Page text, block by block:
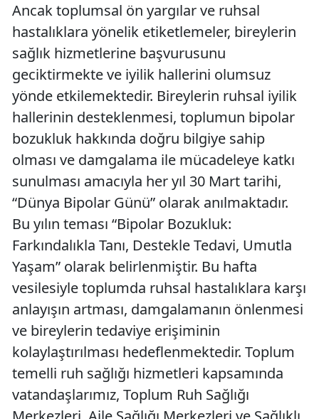
Ancak toplumsal ön yargılar ve ruhsal
hastalıklara yönelik etiketlemeler, bireylerin
sağlık hizmetlerine başvurusunu
geciktirmekte ve iyilik hallerini olumsuz
yönde etkilemektedir. Bireylerin ruhsal iyilik
hallerinin desteklenmesi, toplumun bipolar
bozukluk hakkında doğru bilgiye sahip
olması ve damgalama ile mücadeleye katkı
sunulması amacıyla her yıl 30 Mart tarihi,
“Dünya Bipolar Günü” olarak anılmaktadır.
Bu yılın teması “Bipolar Bozukluk:
Farkındalıkla Tanı, Destekle Tedavi, Umutla
Yaşam” olarak belirlenmiştir. Bu hafta
vesilesiyle toplumda ruhsal hastalıklara karşı
anlayışın artması, damgalamanın önlenmesi
ve bireylerin tedaviye erişiminin
kolaylaştırılması hedeflenmektedir. Toplum
temelli ruh sağlığı hizmetleri kapsamında
vatandaşlarımız, Toplum Ruh Sağlığı